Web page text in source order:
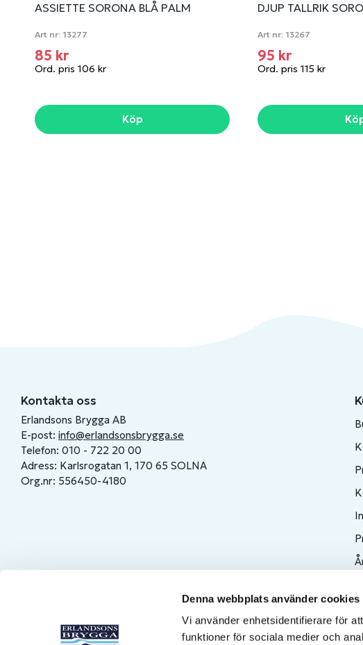
Denna webbplats använder cookies
Vi använder enhetsidentifierare för
funktioner för sociala medier och
ASSIETTE SORONA BLÅ PALM
Art nr: 13277
85 kr
Ord. pris 106 kr
Köp
DJUP TALLRIK
Art nr: 13267
95 kr
Ord. pris 115 kr
Kontakta oss
Erlandsons Brygga AB
E-post: info@erlandsonsbrygga.se
Telefon: 010 - 722 20 00
Adress: Karlsrogatan 1, 170 65 SOLNA
Org.nr: 556450-4180